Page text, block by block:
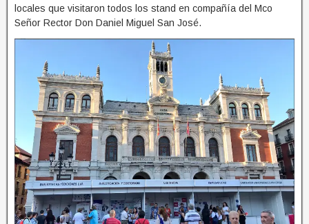
locales que visitaron todos los stand en compañía del Mco
Señor Rector Don Daniel Miguel San José.